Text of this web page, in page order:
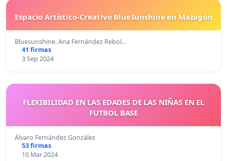
Espacio Artístico-Creativo BlueSunshine en Mazagón
Bluesunshine. Ana Fernández Rebol…
41 firmas
3 Sep 2024
FLEXIBILIDAD EN LAS EDADES DE LAS NIÑAS EN EL
FUTBOL BASE
Álvaro Fernández González
53 firmas
10 Mar 2024